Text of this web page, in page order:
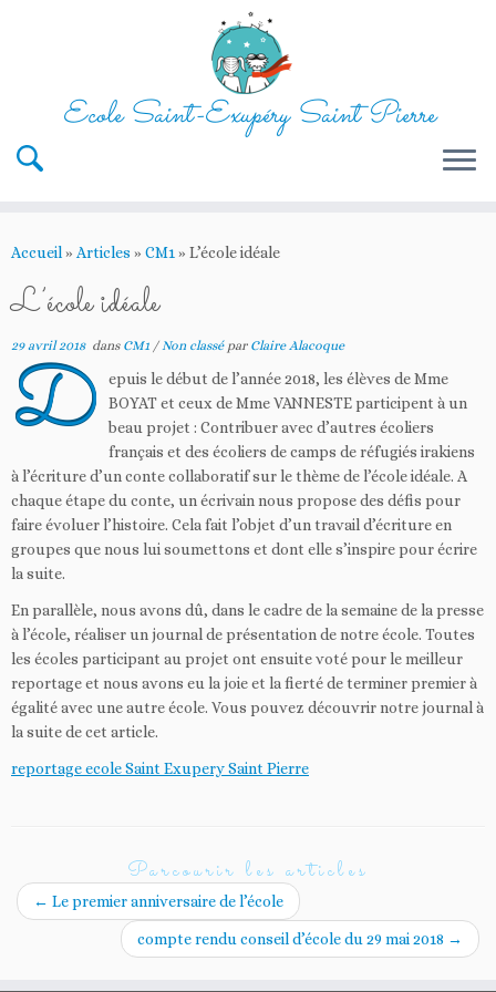
au
Ecole Saint-Exupéry Saint Pierre
Accueil » Articles » CM1 » L’école idéale
L’école idéale
29 avril 2018dans CM1 /Non classé par Claire Alacoque
D
epuis le début de l’année 2018, les élèves de Mme
BOYAT et ceux de Mme VANNESTE participent à un
beau projet : Contribuer avec d’autres écoliers
français et des écoliers de camps de réfugiés irakiens
à l’écriture d’un conte collaboratif sur le thème de l’école idéale. A
chaque étape du conte, un écrivain nous propose des défis pour
faire évoluer l’histoire. Cela fait l’objet d’un travail d’écriture en
groupes que nous lui soumettons et dont elle s’inspire pour écrire
la suite.
En parallèle, nous avons dû, dans le cadre de la semaine de la presse
à l’école, réaliser un journal de présentation de notre école. Toutes
les écoles participant au projet ont ensuite voté pour le meilleur
reportage et nous avons eu la joie et la fierté de terminer premier à
égalité avec une autre école. Vous pouvez découvrir notre journal à
la suite de cet article.
reportage ecole Saint Exupery Saint Pierre
Parcourir les articles
← Le premier anniversaire de l’école
compte rendu conseil d’école du 29 mai 2018 →